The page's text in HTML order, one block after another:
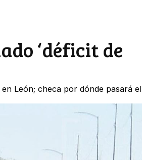
‘déficit de
León; checa por dónde pasará el